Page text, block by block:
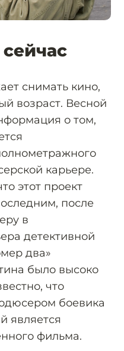
снимать кино,
возраст. Весной
о том,
карьере.
этот проект
после
в
детективной
два»
было высоко
что
боевика
является
фильма.